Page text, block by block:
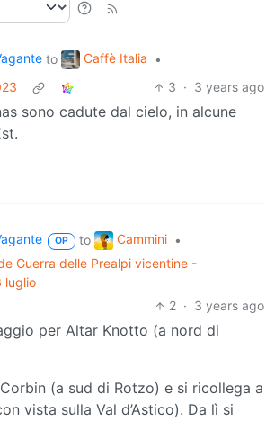
to Caffè Italia
•
3 · 3 years ago
sono cadute dal cielo, in alcune
OP to Cammini
•
Guerra delle Prealpi vicentine -
luglio
2 · 3 years ago
per Altar Knotto (a nord di
(a sud di Rotzo) e si ricollega a
vista sulla Val d’Astico). Da lì si